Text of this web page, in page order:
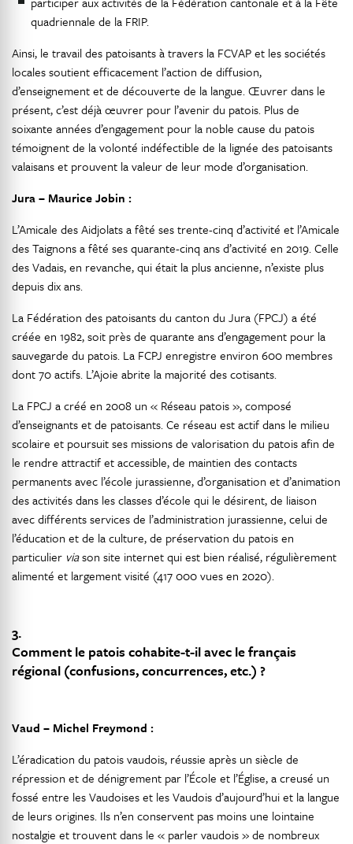
quadriennale de la FRIP.
Ainsi, le travail des patoisants à travers la FCVAP et les sociétés
locales soutient efficacement l’action de diffusion,
d’enseignement et de découverte de la langue. Œuvrer dans le
présent, c’est déjà œuvrer pour l’avenir du patois. Plus de
soixante années d’engagement pour la noble cause du patois
témoignent de la volonté indéfectible de la lignée des patoisants
valaisans et prouvent la valeur de leur mode d’organisation.
Jura – Maurice Jobin :
L’Amicale des Aidjolats a fêté ses trente-cinq d’activité et l’Amicale
des Taignons a fêté ses quarante-cinq ans d’activité en 2019. Celle
des Vadais, en revanche, qui était la plus ancienne, n’existe plus
depuis dix ans.
La Fédération des patoisants du canton du Jura (FPCJ) a été
créée en 1982, soit près de quarante ans d’engagement pour la
sauvegarde du patois. La FCPJ enregistre environ 600 membres
dont 70 actifs. L’Ajoie abrite la majorité des cotisants.
La FPCJ a créé en 2008 un « Réseau patois », composé
d’enseignants et de patoisants. Ce réseau est actif dans le milieu
scolaire et poursuit ses missions de valorisation du patois afin de
le rendre attractif et accessible, de maintien des contacts
permanents avec l’école jurassienne, d’organisation et d’animation
des activités dans les classes d’école qui le désirent, de liaison
avec différents services de l’administration jurassienne, celui de
l’éducation et de la culture, de préservation du patois en
particulier viason site internet qui est bien réalisé, régulièrement
alimenté et largement visité (417 000 vues en 2020).
3.
Comment le patois cohabite-t-il avec le français
régional (confusions, concurrences, etc.) ?
Vaud – Michel Freymond :
L’éradication du patois vaudois, réussie après un siècle de
répression et de dénigrement par l’École et l’Église, a creusé un
fossé entre les Vaudoises et les Vaudois d’aujourd’hui et la langue
de leurs origines. Ils n’en conservent pas moins une lointaine
nostalgie et trouvent dans le « parler vaudois » de nombreux